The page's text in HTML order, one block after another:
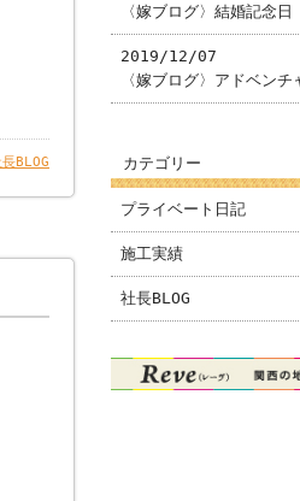
BLOG
〈嫁ブログ〉結婚記念日
2019/12/07
〈嫁ブログ〉アドベンチ
カテゴリー
プライベート日記
施工実績
社長BLOG